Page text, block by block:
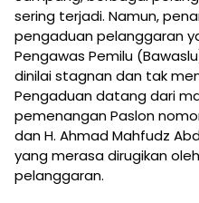
sering terjadi. Namun,
pengaduan pelanggaran
Pengawas Pemilu
dinilai stagnan dan tak
Pengaduan datang dari
pemenangan Paslon
dan H. Ahmad Mahfudz
yang merasa dirugikan
pelanggaran.